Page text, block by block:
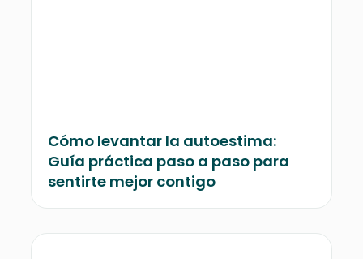
Cómo levantar la autoestima:
Guía práctica paso a paso para
sentirte mejor contigo